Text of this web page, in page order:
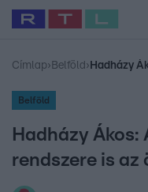
Legfrissebb RTL Híradó
Babits Marcella
Címlap› Belföld ›
Belföld
Hadházy Ákos:
rendszere is az